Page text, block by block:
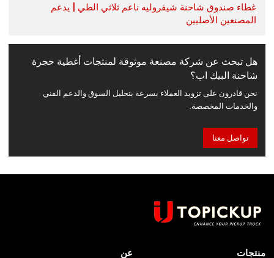
غطاء صندوق شاحنة شيفروليه ناعم ثلاثي الطي | يدعم
المصنعين الأصليين
هل تبحث عن شركة مصنعة موثوقة لمنتجات أغطية حجرة
شاحنة البيك اب؟
نحن قادرون على تزويد العملاء بسرعة بتحليل السوق والدعم الفني
والخدمات المخصصة.
تواصل معنا
منتجات عن